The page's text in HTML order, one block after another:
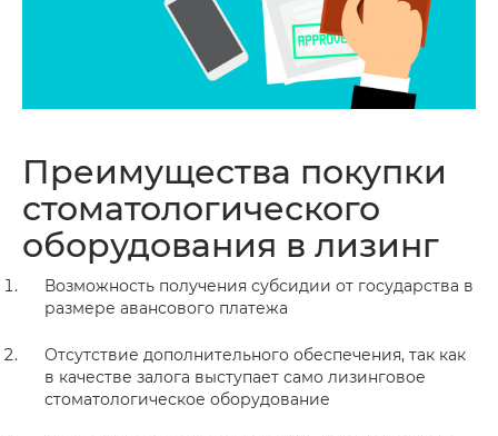
Преимущества покупки
стоматологического
оборудования в лизинг
Возможность получения субсидии от государства в
размере авансового платежа
Отсутствие дополнительного обеспечения, так как
в качестве залога выступает само лизинговое
стоматологическое оборудование